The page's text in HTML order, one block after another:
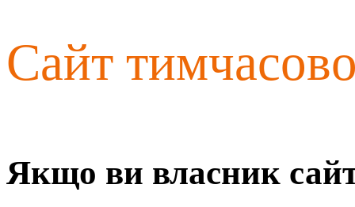
Сайт
Якщо ви власник